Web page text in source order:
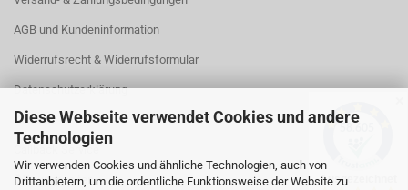
Diese Webseite verwendet Cookies und andere
Technologien
Wir verwenden Cookies und ähnliche Technologien, auch von
Drittanbietern, um die ordentliche Funktionsweise der Website zu
AGB und Kundeninformation
Widerrufsrecht & Widerrufsformular
Datenschutzerklärung
Kontakt
Callback Service
Öffnungszeiten